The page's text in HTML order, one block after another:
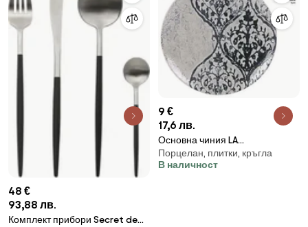
48 €
93,88 лв.
Комплект прибори Secret de
9 €
17,6 лв.
Основна чиния LA
MEDITERRANEA Horus ,26см,
Порцелан
Порцелан, плитки, кръгла
В наличност